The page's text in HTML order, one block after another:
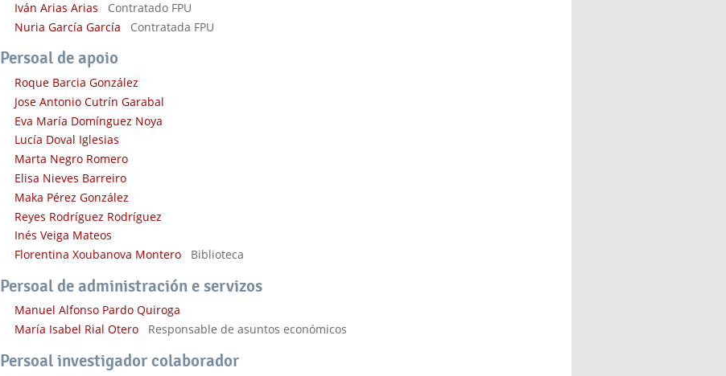
Iván Arias Arias
Contratado FPU
Nuria García García
Contratada FPU
Persoal de apoio
Roque Barcia González
Jose Antonio Cutrín Garabal
Eva María Domínguez Noya
Lucía Doval Iglesias
Marta Negro Romero
Elisa Nieves Barreiro
Maka Pérez González
Reyes Rodríguez Rodríguez
Inés Veiga Mateos
Florentina Xoubanova Montero
Biblioteca
Persoal de administración e servizos
Manuel Alfonso Pardo Quiroga
María Isabel Rial Otero
Responsable de asuntos económicos
Persoal investigador colaborador